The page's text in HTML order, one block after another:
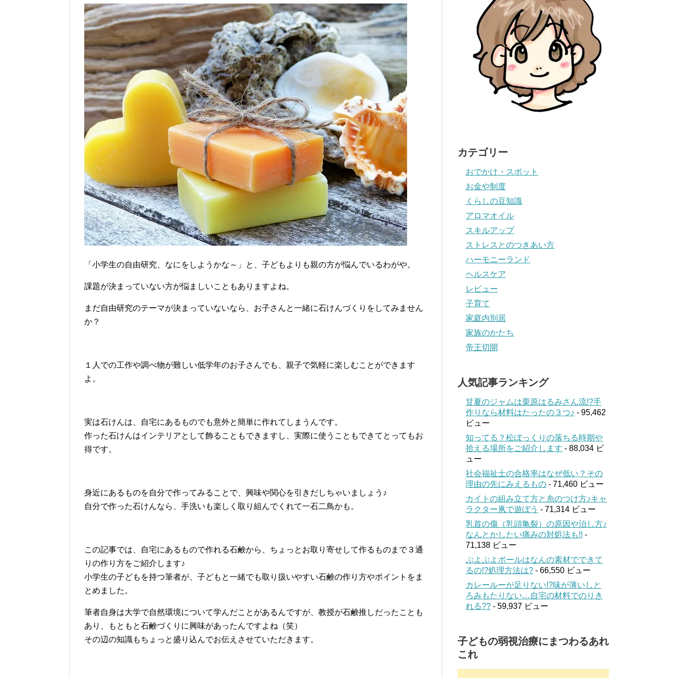
「小学生の自由研究、なにをしようかな～」と、子どもよりも親の方が悩んでいるわがや。
課題が決まっていない方が悩ましいこともありますよね。
まだ自由研究のテーマが決まっていないなら、お子さんと一緒に石けんづくりをしてみません
か？
１人での工作や調べ物が難しい低学年のお子さんでも、親子で気軽に楽しむことができます
よ。
実は石けんは、自宅にあるものでも意外と簡単に作れてしまうんです。
作った石けんはインテリアとして飾ることもできますし、実際に使うこともできてとってもお
得です。
身近にあるものを自分で作ってみることで、興味や関心を引きだしちゃいましょう♪
自分で作った石けんなら、手洗いも楽しく取り組んでくれて一石二鳥かも。
この記事では、自宅にあるもので作れる石鹸から、ちょっとお取り寄せして作るものまで３通
りの作り方をご紹介します♪
小学生の子どもを持つ筆者が、子どもと一緒でも取り扱いやすい石鹸の作り方やポイントをま
とめました。
筆者自身は大学で自然環境について学んだことがあるんですが、教授が石鹸推しだったことも
あり、もともと石鹸づくりに興味があったんですよね（笑）
その辺の知識もちょっと盛り込んでお伝えさせていただきます。
カテゴリー
おでかけ・スポット
お金や制度
くらしの豆知識
アロマオイル
スキルアップ
ストレスとのつきあい方
ハーモニーランド
ヘルスケア
レビュー
子育て
家庭内別居
家族のかたち
帝王切開
人気記事ランキング
甘夏のジャムは栗原はるみさん流!?手
作りなら材料はたったの３つ♪ - 95,462
ビュー
知ってる？松ぼっくりの落ちる時期や
拾える場所をご紹介します - 88,034 ビ
ュー
社会福祉士の合格率はなぜ低い？その
理由の先にみえるもの - 71,460 ビュー
カイトの組み立て方と糸のつけ方♪キャ
ラクター凧で遊ぼう - 71,314 ビュー
乳首の傷（乳頭亀裂）の原因や治し方♪
なんとかしたい痛みの対処法も!! -
71,138 ビュー
ぷよぷよボールはなんの素材でできて
るの!?処理方法は? - 66,550 ビュー
カレールーが足りない!?味が薄いしと
ろみもたりない…自宅の材料でのりき
れる?? - 59,937 ビュー
子どもの弱視治療にまつわるあれ
これ